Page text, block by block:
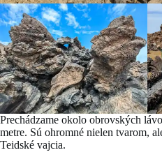
Prechádzame okolo obrovských
metre. Sú ohromné​​ nielen tvarom,
Teidské vajcia.